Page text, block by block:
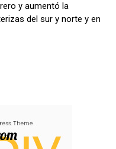
y aumentó la
del sur y norte y en